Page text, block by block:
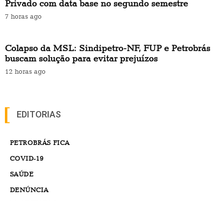
Privado com data base no segundo semestre
7 horas ago
Colapso da MSL: Sindipetro-NF, FUP e Petrobrás
buscam solução para evitar prejuízos
12 horas ago
EDITORIAS
PETROBRÁS FICA
COVID-19
SAÚDE
DENÚNCIA